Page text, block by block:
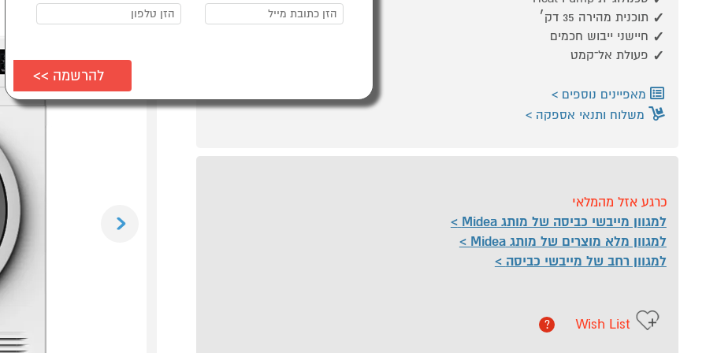
תוכנית מהירה ‎35 דק׳
חיישני ייבוש חכמים
פעולת אל־קמט
מאפיינים נוספים
משלוח ותנאי אספקה
כרגע אזל מהמלאי
למגוון מייבשי כביסה של מותג Midea
למגוון מלא מוצרים של מותג Midea
למגוון רחב של מייבשי כביסה
Wish List
?